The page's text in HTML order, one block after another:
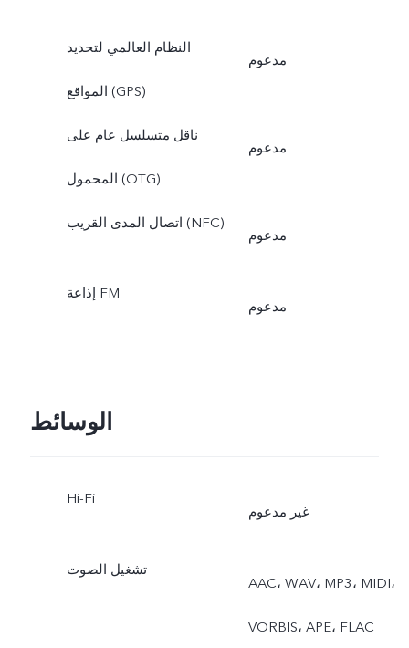
النظام العالمي لتحديد
المواقع (GPS)
مدعوم
ناقل متسلسل عام على
المحمول (OTG)
مدعوم
اتصال المدى القريب (NFC)
مدعوم
إذاعة FM
مدعوم
الوسائط
Hi-Fi
غير مدعوم
تشغيل الصوت
AAC، ‏WAV، ‏MP3، ‏MIDI،
‏VORBIS، ‏APE، ‏FLAC